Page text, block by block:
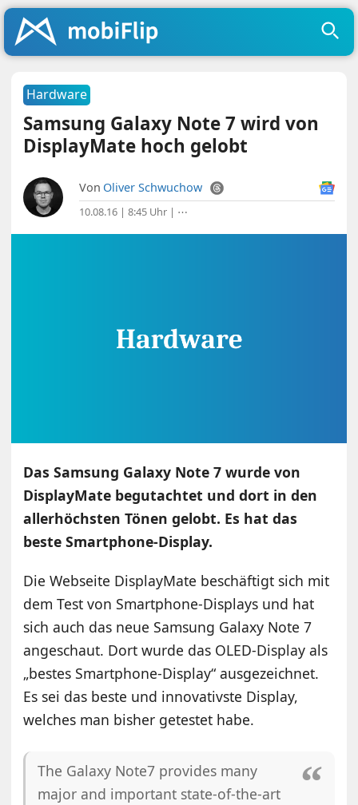
Hardware
Samsung Galaxy Note 7 wird von
DisplayMate hoch gelobt
Von Oliver Schwuchow
10.08.16 | 8:45 Uhr | ⋯
Das Samsung Galaxy Note 7 wurde von
DisplayMate begutachtet und dort in den
allerhöchsten Tönen gelobt. Es hat das
beste Smartphone-Display.
Die Webseite DisplayMate beschäftigt sich mit
dem Test von Smartphone-Displays und hat
sich auch das neue Samsung Galaxy Note 7
angeschaut. Dort wurde das OLED-Display als
„bestes Smartphone-Display“ ausgezeichnet.
Es sei das beste und innovativste Display,
welches man bisher getestet habe.
The Galaxy Note7 provides many
major and important state-of-the-art